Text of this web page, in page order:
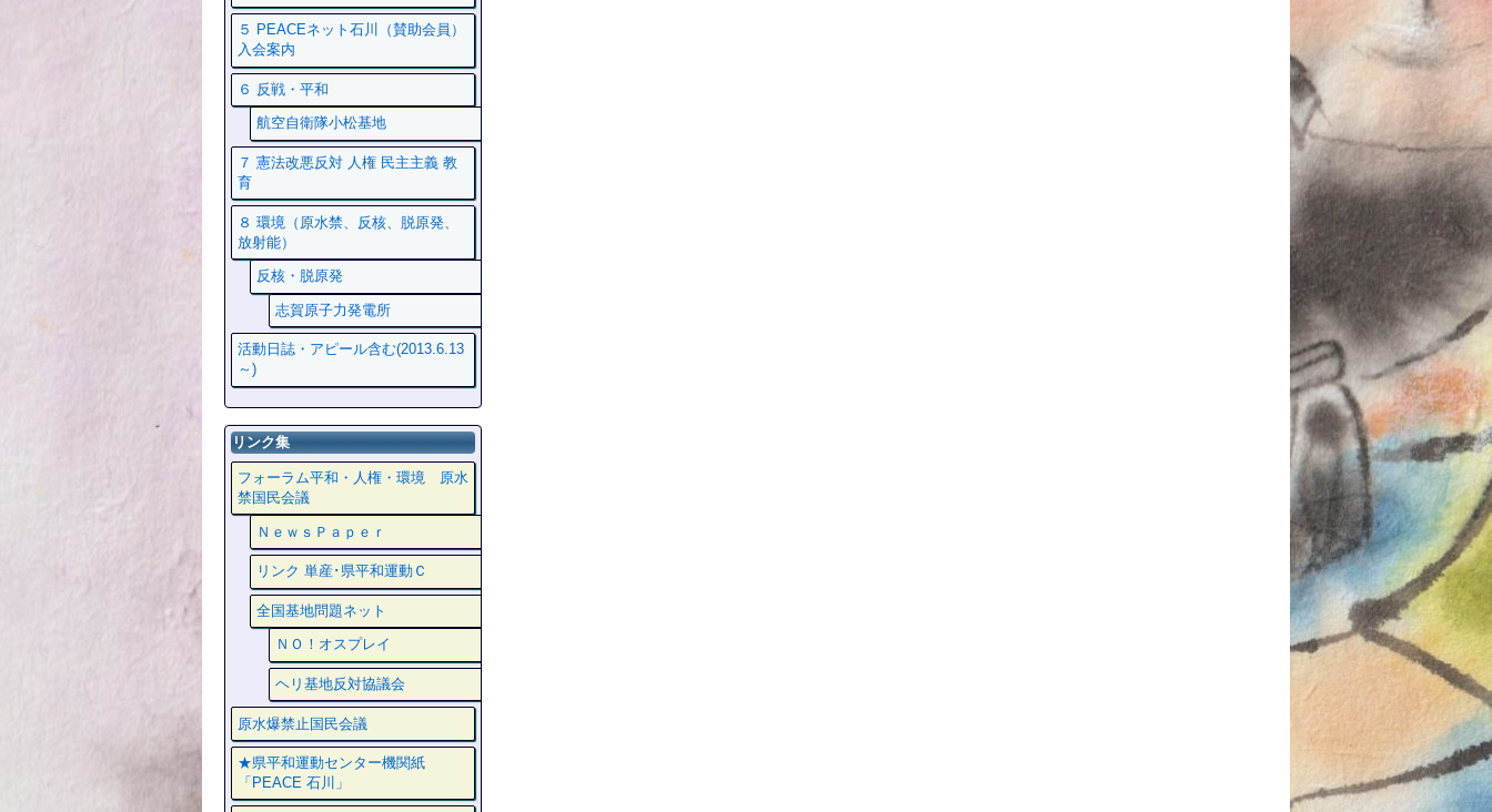
５ PEACEネット石川（賛助会員）
入会案内
６ 反戦・平和
航空自衛隊小松基地
７ 憲法改悪反対 人権 民主主義 教
育
８ 環境（原水禁、反核、脱原発、
放射能）
反核・脱原発
志賀原子力発電所
活動日誌・アピール含む(2013.6.13
～)
リンク集
フォーラム平和・人権・環境 原水
禁国民会議
ＮｅｗｓＰａｐｅｒ
リンク 単産･県平和運動Ｃ
全国基地問題ネット
ＮＯ！オスプレイ
ヘリ基地反対協議会
原水爆禁止国民会議
★県平和運動センター機関紙
「PEACE 石川」